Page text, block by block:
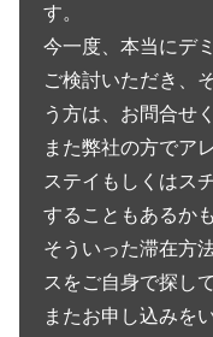
す。
今一度、本当にデ
ご検討いただき、
う方は、お問合せ
また弊社の方でア
ステイもしくはス
することもあるか
そういった滞在方
スをご自身で探し
またお申し込みを